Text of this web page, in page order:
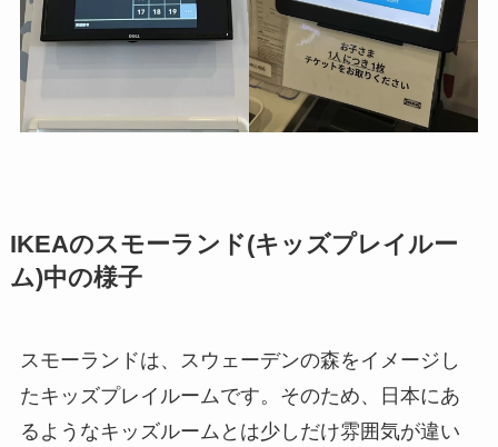
IKEAのスモーランド(キッズプレイルー
ム)中の様子
スモーランドは、スウェーデンの森をイメージし
たキッズプレイルームです。そのため、日本にあ
るようなキッズルームとは少しだけ雰囲気が違い